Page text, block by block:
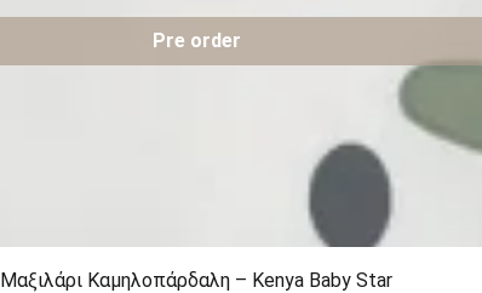
Pre order
Μαξιλάρι Καμηλοπάρδαλη – Kenya Baby Star